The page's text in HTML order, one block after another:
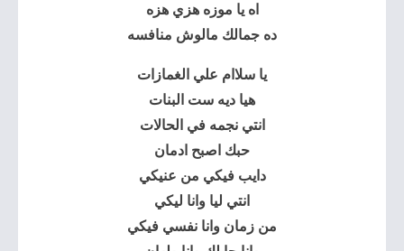
اه يا موزه هزي هزه
ده جمالك مالوش منافسه
يا سلاام علي الغمازات
هيا ديه ست البنات
انتي نجمه في الحالات
حبك اصبح ادمان
دايب فيكي من عنيكي
انتي ليا وانا ليكي
من زمان وانا نفسي فيكي